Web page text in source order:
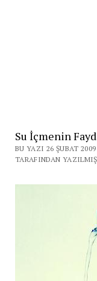
Su İçmenin
BU YAZI 26 ŞUBAT
TARAFINDAN